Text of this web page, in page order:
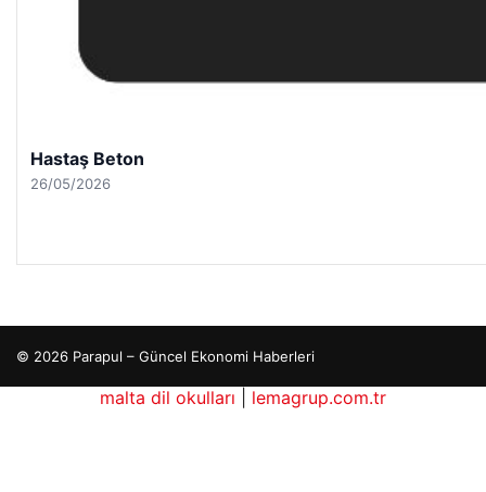
Hastaş Beton
26/05/2026
© 2026 Parapul – Güncel Ekonomi Haberleri
malta dil okulları
lemagrup.com.tr